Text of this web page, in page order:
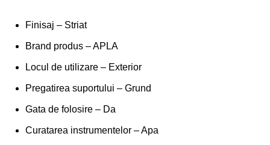
Finisaj – Striat
Brand produs –APLA
Locul de utilizare – Exterior
Pregatirea suportului – Grund
Gata de folosire – Da
Curatarea instrumentelor –Apa